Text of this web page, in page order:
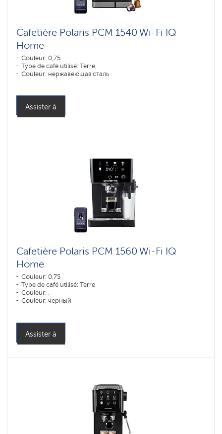
Cafetière Polaris PCM 1540 Wi-Fi IQ
Home
Couleur: 0,75
Type de café utilisé: Terre,
Couleur: нержавеющая сталь
Assister à
Cafetière Polaris PCM 1560 Wi-Fi IQ
Home
Couleur: 0,75
Type de café utilisé: Terre
Couleur: ,
Couleur: черный
Assister à